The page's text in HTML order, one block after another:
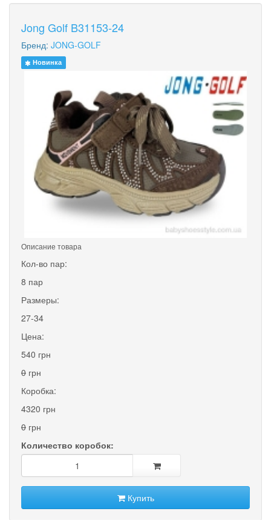
Jong Golf B31153-24
Бренд: JONG-GOLF
Новинка
Описание товара
Кол-во пар:
8 пар
Размеры:
27-34
Цена:
540 грн
0 грн
Коробка:
4320 грн
0 грн
Количество коробок:
Купить